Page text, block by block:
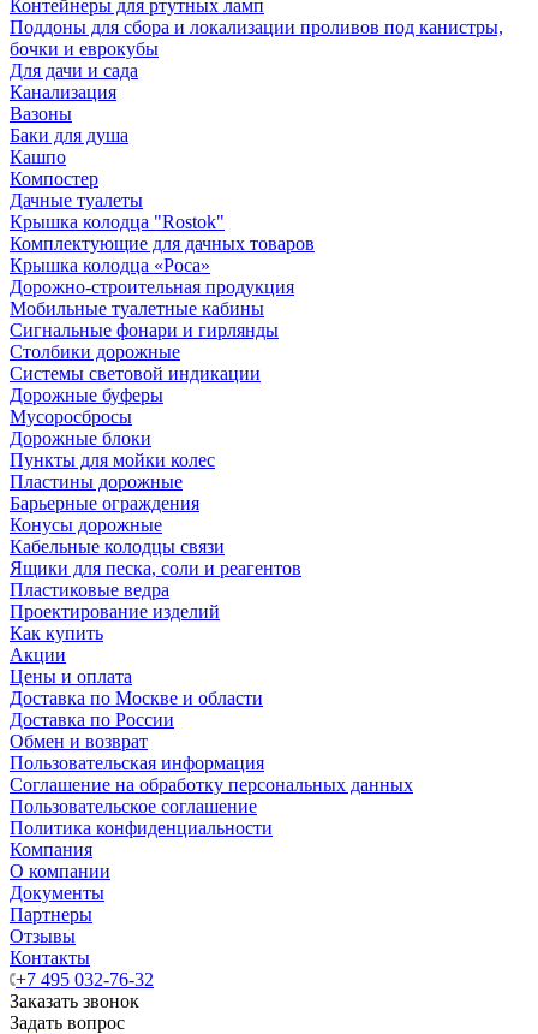
Контейнеры для ртутных ламп
Поддоны для сбора и локализации проливов под канистры,
бочки и еврокубы
Для дачи и сада
Канализация
Вазоны
Баки для душа
Кашпо
Компостер
Дачные туалеты
Крышка колодца "Rostok"
Комплектующие для дачных товаров
Крышка колодца «Роса»
Дорожно-строительная продукция
Мобильные туалетные кабины
Сигнальные фонари и гирлянды
Столбики дорожные
Системы световой индикации
Дорожные буферы
Мусоросбросы
Дорожные блоки
Пункты для мойки колес
Пластины дорожные
Барьерные ограждения
Конусы дорожные
Кабельные колодцы связи
Ящики для песка, соли и реагентов
Пластиковые ведра
Проектирование изделий
Как купить
Акции
Цены и оплата
Доставка по Москве и области
Доставка по России
Обмен и возврат
Пользовательская информация
Соглашение на обработку персональных данных
Пользовательское соглашение
Политика конфиденциальности
Компания
О компании
Документы
Партнеры
Отзывы
Контакты
+7 495 032-76-32
Заказать звонок
Задать вопрос